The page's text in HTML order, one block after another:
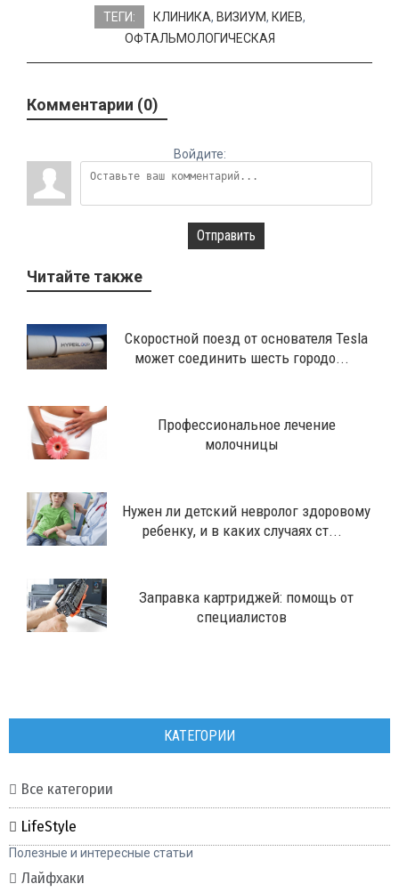
ТЕГИ: КЛИНИКА, ВИЗИУМ, КИЕВ,
ОФТАЛЬМОЛОГИЧЕСКАЯ
Комментарии (0)
Войдите:
Отправить
Читайте также
Скоростной поезд от основателя Tesla
может соединить шесть городо...
Профессиональное лечение
молочницы
Нужен ли детский невролог здоровому
ребенку, и в каких случаях ст...
Заправка картриджей: помощь от
специалистов
КАТЕГОРИИ
Все категории
LifeStyle
Полезные и интересные статьи
Лайфхаки